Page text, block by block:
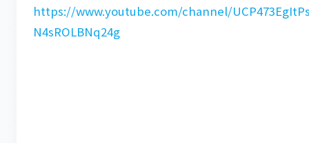
https://www.youtube.com/channel/
N4sROLBNq24g